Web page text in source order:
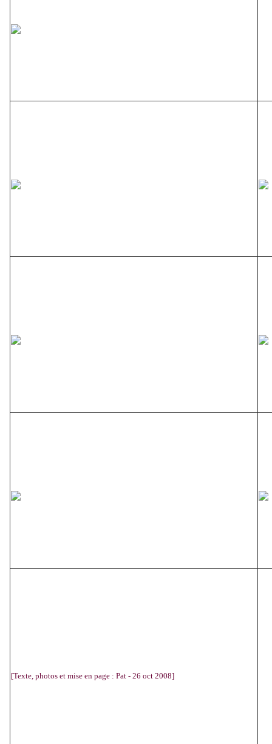
[Texte, photos et mise en page : Pat - 26 oct 2008]